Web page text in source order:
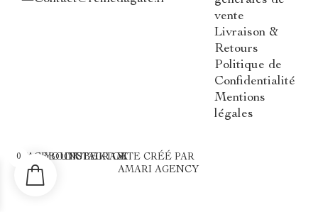
vente
Livraison &
Retours
Politique de
Confidentialité
Mentions
légales
FACEBOOK
YOUTUBE
INSTAGRAM
TIKTOKSITE CRÉÉ PAR
AMARI AGENCY
0